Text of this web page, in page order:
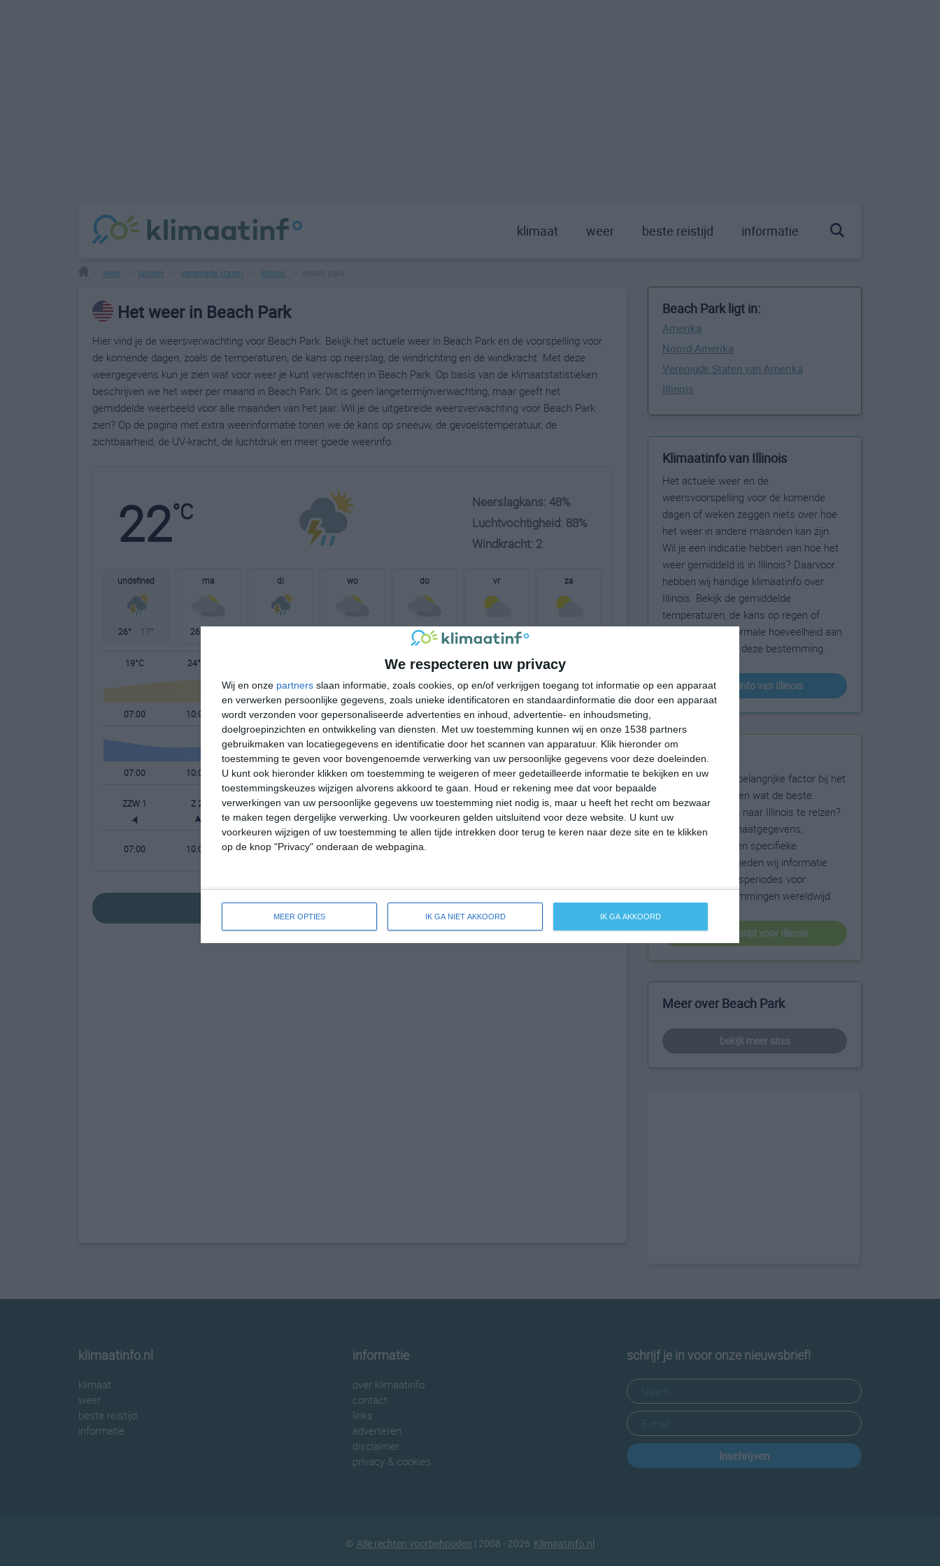
We respecteren uw privacy
Wij en onze partners slaan informatie, zoals cookies, op en/of verkrijgen toegang tot informatie op een apparaat
en verwerken persoonlijke gegevens, zoals unieke identificatoren en standaardinformatie die door een apparaat
wordt verzonden voor gepersonaliseerde advertenties en inhoud, advertentie- en inhoudsmeting,
doelgroepinzichten en ontwikkeling van diensten.
Met uw toestemming kunnen wij en onze 1538 partners
gebruikmaken van locatiegegevens en identificatie door het scannen van apparatuur. Klik hieronder om
toestemming te geven voor bovengenoemde verwerking van uw persoonlijke gegevens voor deze doeleinden.
U kunt ook hieronder klikken om toestemming te weigeren of meer gedetailleerde informatie te bekijken en uw
toestemmingskeuzes wijzigen alvorens akkoord te gaan.
Houd er rekening mee dat voor bepaalde
verwerkingen van uw persoonlijke gegevens uw toestemming niet nodig is, maar u heeft het recht om bezwaar
te maken tegen dergelijke verwerking. Uw voorkeuren gelden uitsluitend voor deze website. U kunt uw
voorkeuren wijzigen of uw toestemming te allen tijde intrekken door terug te keren naar deze site en te klikken
op de knop "Privacy" onderaan de webpagina.
MEER OPTIES IK GA NIET AKKOORD IK GA AKKOORD
klimaat weer beste reistijd informatie
weer landen verenigde staten illinois
Het weer in Beach Park
Hier vind je de weersverwachting voor Beach Park. Bekijk het actuele weer in Beach Park en de voorspelling voor
de komende dagen, zoals de temperaturen, de kans op neerslag, de windrichting en de windkracht. Met deze
weergegevens kun je zien wat voor weer je kunt verwachten in Beach Park. Op basis van de klimaatstatistieken
beschrijven we het weer per maand in Beach Park. Dit is geen langetermijnverwachting, maar geeft het
gemiddelde weerbeeld voor alle maanden van het jaar. Wil je de uitgebreide weersverwachting voor Beach Park
zien? Op de pagina met extra weerinformatie tonen we de kans op sneeuw, de gevoelstemperatuur, de
zichtbaarheid, de UV-kracht, de luchtdruk en meer goede weerinfo.
22°C
Neerslagkans: 48%
Luchtvochtigheid: 88%
Windkracht: 2
undefined
26° 17°
ma
26°
di wo do
23° 17°
vr
14°
za
19°C 24°C 24°C 22°C 21°C 21°C
07:00 10:00 13:00 16:00 19:00 22:00 01:00 04:00
07:00 10:00 13:00 16:00 19:00 22:00 01:00 04:00
ZZW 1 Z 2 Z 3 ZZW 2 ZZW 2 ZZW 2 NW 2 W 1
07:00 10:00 13:00 16:00 19:00
bekijk de uitgebreide weersverwachting voor Beach Park
Beach Park ligt in:
Amerika
Noord-Amerika
Verenigde Staten van Amerika
Illinois
Klimaatinfo van Illinois
Het actuele weer en de
weersvoorspelling voor de komende
dagen of weken zeggen niets over hoe
het weer in andere maanden kan zijn.
Wil je een indicatie hebben van hoe het
weer gemiddeld is in Illinois? Daarvoor
hebben wij handige klimaatinfo over
Illinois. Bekijk de gemiddelde
temperaturen, de kans op regen of
sneeuw en de normale hoeveelheid aan
zonneschijn voor deze bestemming.
klimaatinfo van Illinois
Beste reistijd
Het weer is een belangrijke factor bij het
reizen. Wil je weten wat de beste
maanden zijn om naar Illinois te reizen?
Op basis van klimaatgegevens,
weersextremen en specifieke
weerinformatie bieden wij informatie
over de beste reisperiodes voor
duizenden bestemmingen wereldwijd.
beste reistijd voor Illinois
Meer over Beach Park
bekijk meer sites
klimaatinfo.nl
klimaat
weer
beste reistijd
informatie
informatie
over klimaatinfo
contact
links
adverteren
disclaimer
privacy & cookies
schrijf je in voor onze nieuwsbrief!
Inschrijven
© Alle rechten voorbehouden | 2008 - 2026 Klimaatinfo.nl